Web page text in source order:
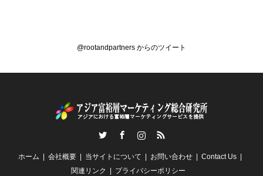
@rootandpartners からのツイート
RSS
ホーム 会社概要 当サイトについて お問い合わせ
Contact Us
関連リンク
プライバシーポリシー